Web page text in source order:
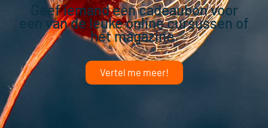
Geef iemand een cadeaubon voor
een van de leuke online cursussen of
het magazine.
Vertel me meer!